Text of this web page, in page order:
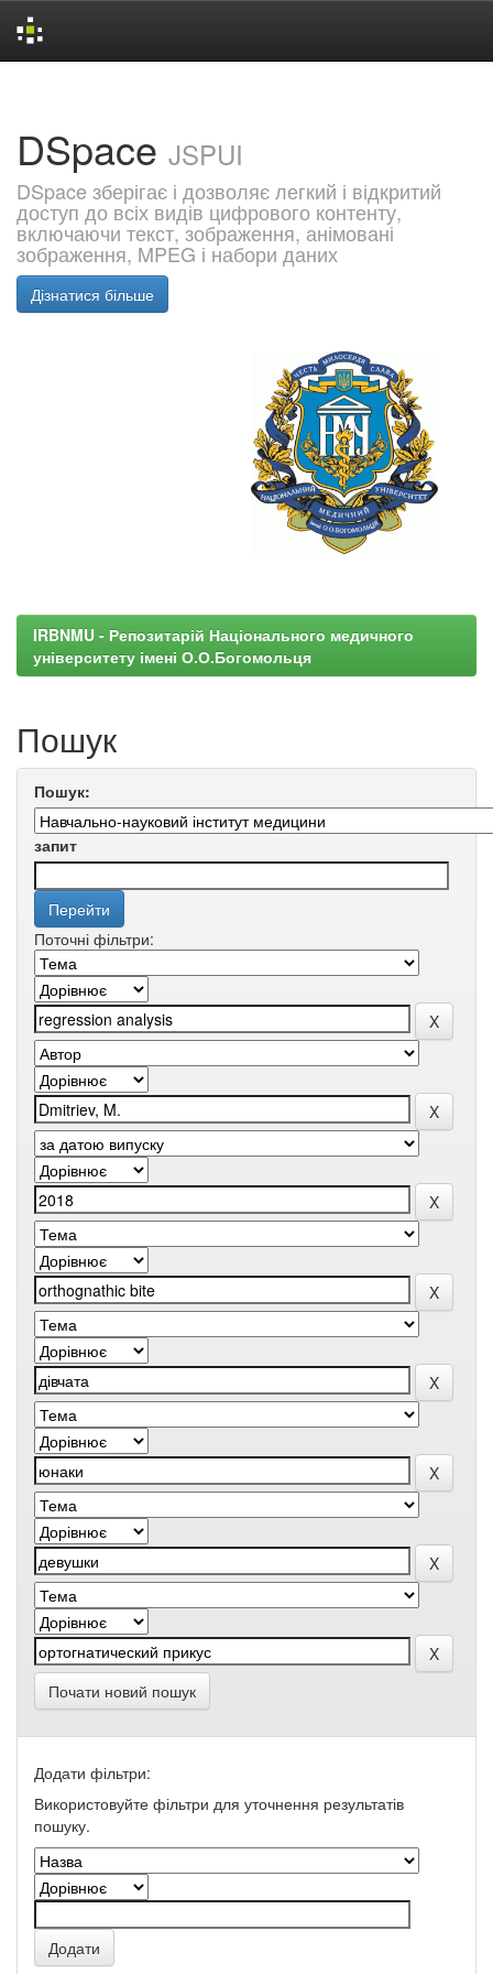
DSpace JSPUI
DSpace зберігає і дозволяє легкий і відкритий
доступ до всіх видів цифрового контенту,
включаючи текст, зображення, анімовані
зображення, MPEG і набори даних
Дізнатися більше
IRBNMU - Репозитарій Національного медичного
університету імені О.О.Богомольця
Пошук
Пошук:
запит
Поточні фільтри:
Почати новий пошук
Додати фільтри:
Використовуйте фільтри для уточнення результатів
пошуку.